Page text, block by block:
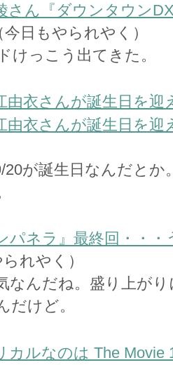
さん『ダウンタウン
今日もやられやく）
けっこう出てきた。
由衣さんが誕生日を迎
由衣さんが誕生日を迎
20が誕生日なんだと
パネラ』最終回・・
れやく）
なんだね。盛り上が
だけど。
カルなのは The Movie